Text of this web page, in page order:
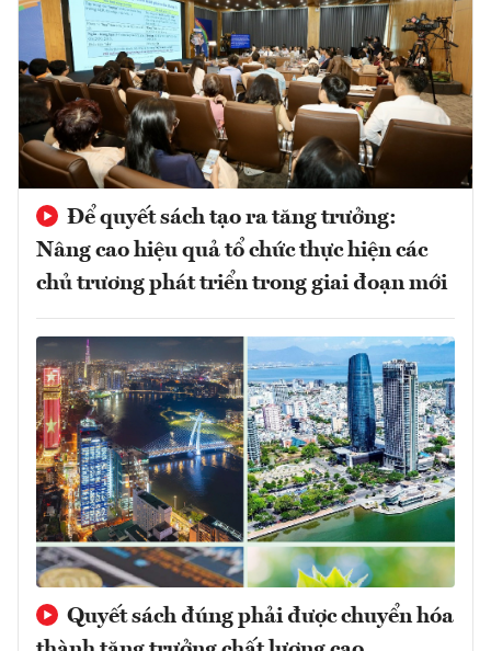
Để quyết sách tạo ra tăng trưởng:
Nâng cao hiệu quả tổ chức thực hiện các
chủ trương phát triển trong giai đoạn mới
Quyết sách đúng phải được chuyển hóa